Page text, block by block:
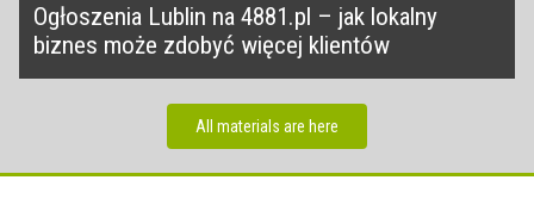
Ogłoszenia Lublin na 4881.pl – jak lokalny
biznes może zdobyć więcej klientów
All materials are here